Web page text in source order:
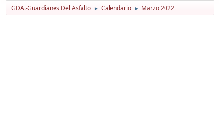
GDA.-Guardianes Del Asfalto ► Calendario ► Marzo 2022